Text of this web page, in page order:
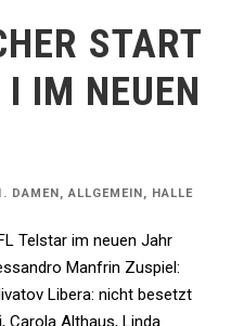
START
IM NEUEN
DAMEN, ALLGEMEIN, HALLE
Telstar im neuen Jahr
Manfrin Zuspiel:
Libera: nicht besetzt
Carola Althaus, Linda